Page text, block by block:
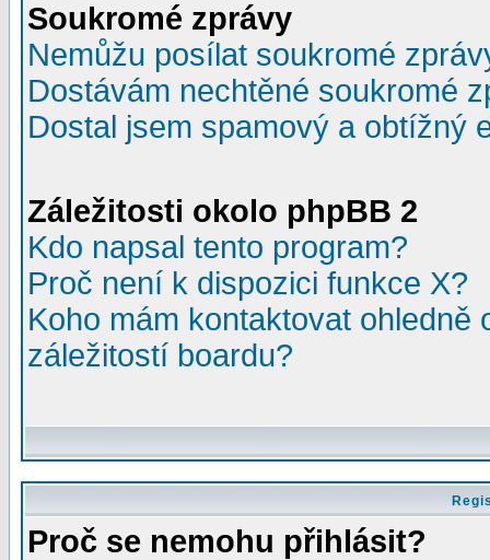
Soukromé zprávy
Nemůžu posílat soukromé
Dostávám nechtěné soukromé
Dostal jsem spamový a obtížný
Záležitosti okolo phpBB 2
Kdo napsal tento program?
Proč není k dispozici funkce X?
Koho mám kontaktovat
záležitostí boardu?
Proč se nemohu přihlásit?